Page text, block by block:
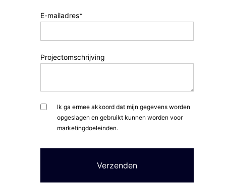
E-mailadres*
Projectomschrijving
Ik ga ermee akkoord dat mijn gegevens worden
opgeslagen en gebruikt kunnen worden voor
marketingdoeleinden.